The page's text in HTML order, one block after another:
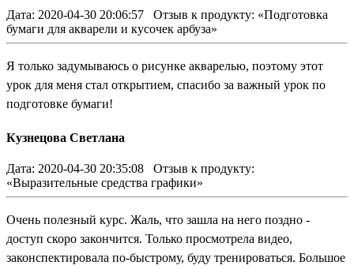
Дата: 2020-04-30 20:06:57
Отзыв к продукту: «Подготовка
бумаги для акварели и кусочек арбуза»
Я только задумываюсь о рисунке акварелью, поэтому этот
урок для меня стал открытием, спасибо за важный урок по
подготовке бумаги!
Кузнецова Светлана
Дата: 2020-04-30 20:35:08
Отзыв к продукту:
«Выразительные средства графики»
Очень полезный курс. Жаль, что зашла на него поздно -
доступ скоро закончится. Только просмотрела видео,
законспектировала по-быстрому, буду тренироваться. Большое